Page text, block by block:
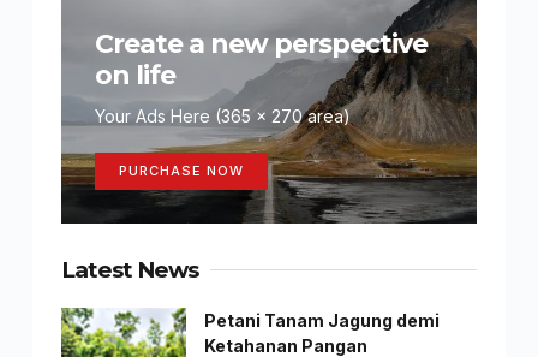
Create a new perspective
on life
Your Ads Here (365 x 270 area)
PURCHASE NOW
Latest News
Petani Tanam Jagung demi
Ketahanan Pangan